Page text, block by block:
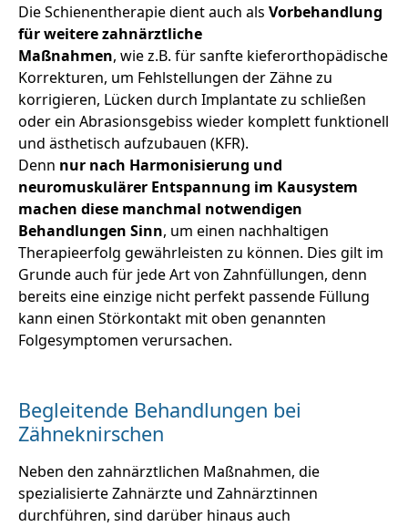
Die Schienentherapie dient auch als Vorbehandlung
für weitere zahnärztliche
Maßnahmen, wie z.B. für sanfte kieferorthopädische
Korrekturen, um Fehlstellungen der Zähne zu
korrigieren, Lücken durch Implantate zu schließen
oder ein Abrasionsgebiss wieder komplett funktionell
und ästhetisch aufzubauen (KFR).
Denn nur nach Harmonisierung und
neuromuskulärer Entspannung im Kausystem
machen diese manchmal notwendigen
Behandlungen Sinn, um einen nachhaltigen
Therapieerfolg gewährleisten zu können. Dies gilt im
Grunde auch für jede Art von Zahnfüllungen, denn
bereits eine einzige nicht perfekt passende Füllung
kann einen Störkontakt mit oben genannten
Folgesymptomen verursachen.
Begleitende Behandlungen bei
Zähneknirschen
Neben den zahnärztlichen Maßnahmen, die
spezialisierte Zahnärzte und Zahnärztinnen
durchführen, sind darüber hinaus auch